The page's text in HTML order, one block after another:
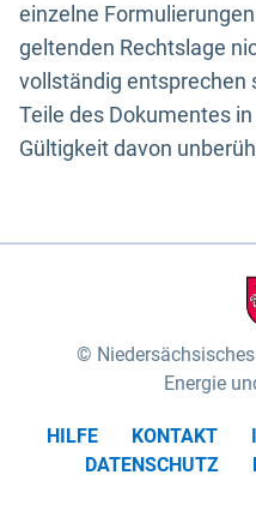
einzelne
geltenden Rechtslage
vollständig entsprechen
Teile des Dokumentes
Gültigkeit davon
Energie
HILFE KONTAKT
DATENSCHUTZ